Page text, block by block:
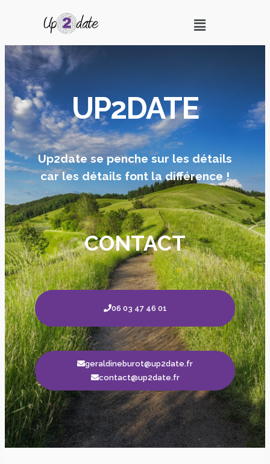
UP2DATE
Up2date se penche sur les détails
car les détails font la différence !
CONTACT
06 03 47 46 01
geraldineburot@up2date.fr
contact@up2date.fr